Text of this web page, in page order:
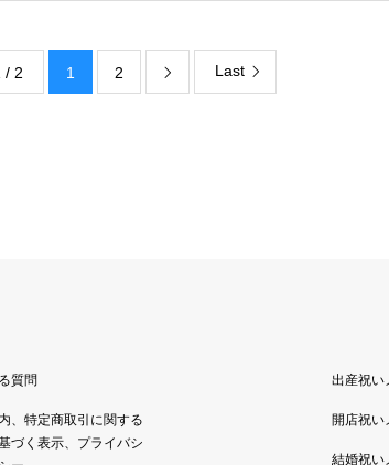
/ 2 1 2  Last
質問
、特定商取引に関する
づく表示、プライバシ
出産祝い
開店祝い
結婚祝い